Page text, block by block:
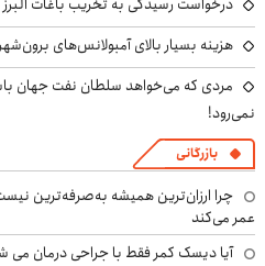
هزینه بسیار بالای آمبولانس‌های
مردی که می‌خواهد سلطان نفت جهان
نمی‌رود!
بازرگانی
چرا ارزان‌ترین همیشه به‌صرفه‌ترین
عمر می‌کند
آیا دیسک کمر فقط با جراحی درمان